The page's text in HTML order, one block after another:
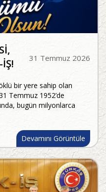
31 Temmuz 2026
bir yere sahip olan
Temmuz 1952’de
bugün milyonlarca
Devamını Görüntüle